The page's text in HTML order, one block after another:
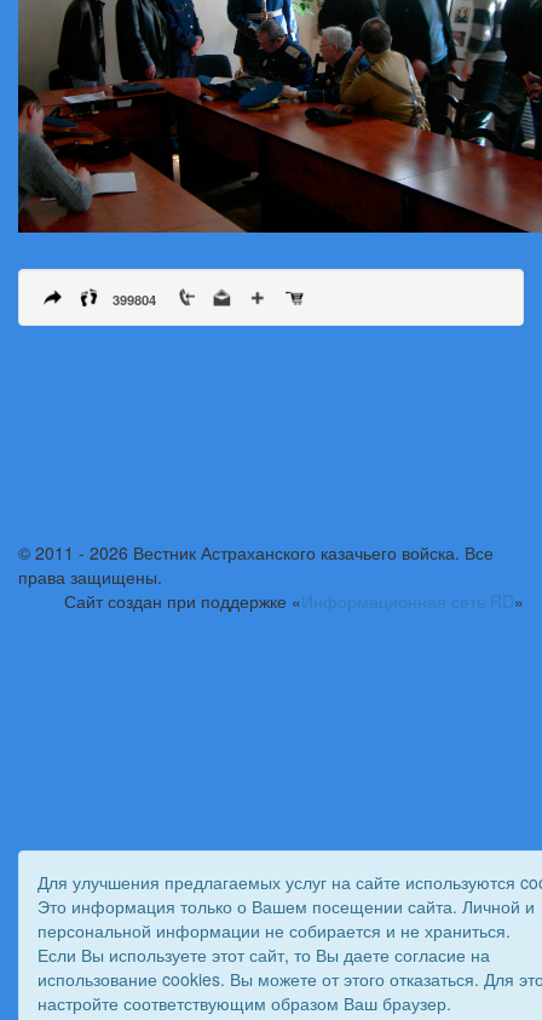
399804
© 2011 - 2026 Вестник Астраханского казачьего войска. Все
права защищены.
Сайт создан при поддержке «Информационная сеть RD»
Для улучшения предлагаемых услуг на сайте используются
Это информация только о Вашем посещении сайта. Личной и
персональной информации не собирается и не храниться.
Если Вы используете этот сайт, то Вы даете согласие на
использование cookies. Вы можете от этого отказаться. Для
настройте соответствующим образом Ваш браузер.